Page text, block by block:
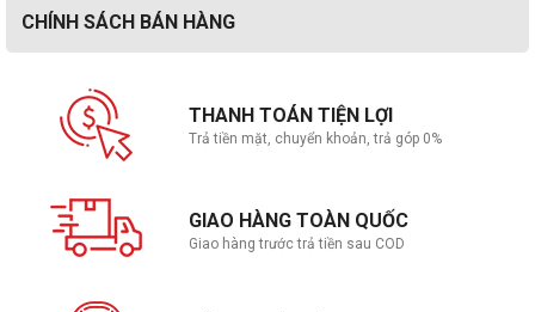
Wireless
Bluetooth BT5.4
CHÍNH SÁCH BÁN HÀNG
THANH TOÁN TIỆN LỢI
Trả tiền mặt, chuyển khoản, trả góp 0%
GIAO HÀNG TOÀN QUỐC
Giao hàng trước trả tiền sau COD